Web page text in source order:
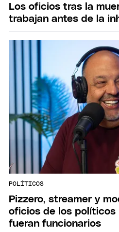
Los oficios tras la
trabajan antes de la
POLÍTICOS
Pizzero, streamer y
oficios de los políticos
fueran funcionarios